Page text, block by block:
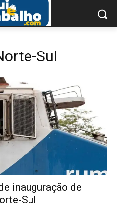
Sul
inauguração de
Sul